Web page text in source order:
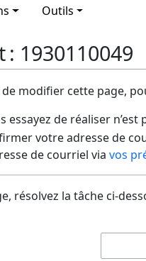
Outils
1930110049
de modifier cette page,
essayez de réaliser
votre adresse de
de courriel via vos
résolvez la tâche ci-